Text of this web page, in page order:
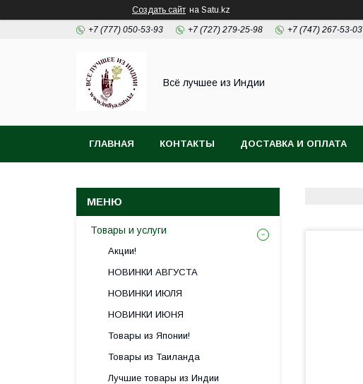
Создать сайт на Satu.kz
+7 (777) 050-53-93 +7 (727) 279-25-98 +7 (747) 267-53-03
Всё лучшее из Индии
ГЛАВНАЯ КОНТАКТЫ ДОСТАВКА И ОПЛАТА
Товары и услуги
Акции!
НОВИНКИ АВГУСТА
НОВИНКИ ИЮЛЯ
НОВИНКИ ИЮНЯ
Товары из Японии!
Товары из Таиланда
Лучшие товары из Индии